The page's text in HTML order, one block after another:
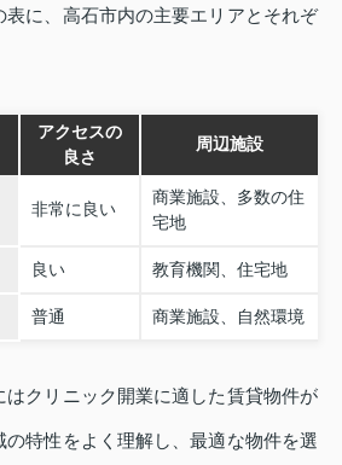
表に、高石市内の主要エリアとそれぞ
アクセスの
良さ
周辺施設
非常に良い
商業施設、多数の住
宅地
良い 教育機関、住宅地
普通 商業施設、自然環境
はクリニック開業に適した賃貸物件が
の特性をよく理解し、最適な物件を選